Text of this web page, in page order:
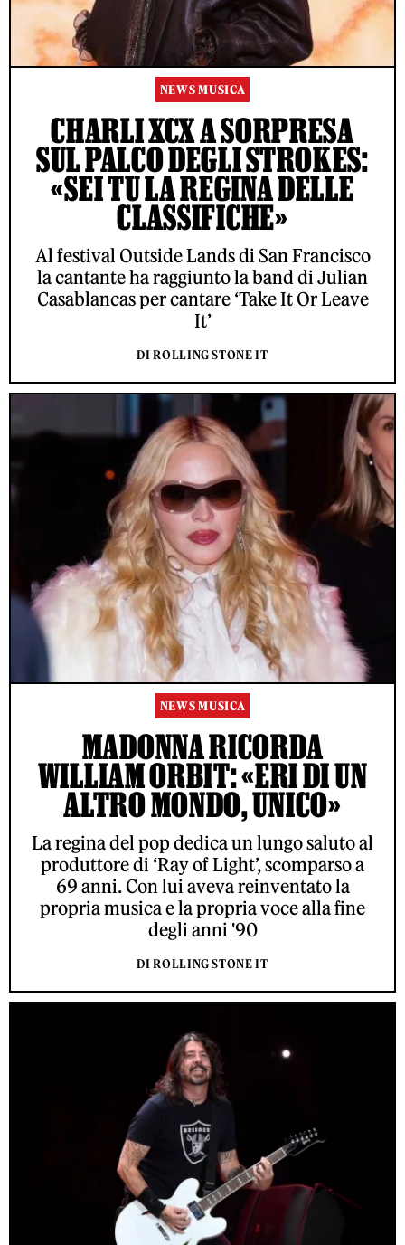
NEWS MUSICA
CHARLI XCX A SORPRESA
SUL PALCO DEGLI STROKES:
«SEI TU LA REGINA DELLE
CLASSIFICHE»
Al festival Outside Lands di San Francisco
la cantante ha raggiunto la band di Julian
Casablancas per cantare ‘Take It Or Leave
It’
DI ROLLING STONE IT
NEWS MUSICA
MADONNA RICORDA
WILLIAM ORBIT: «ERI DI UN
ALTRO MONDO, UNICO»
La regina del pop dedica un lungo saluto al
produttore di ‘Ray of Light’, scomparso a
69 anni. Con lui aveva reinventato la
propria musica e la propria voce alla fine
degli anni '90
DI ROLLING STONE IT